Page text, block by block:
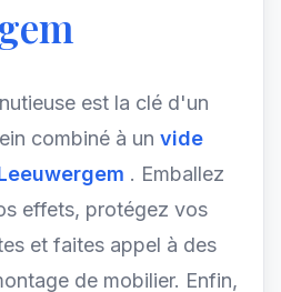
est la clé d'un
combiné à un vide
. Emballez
effets, protégez vos
et faites appel à des
de mobilier. Enfin,